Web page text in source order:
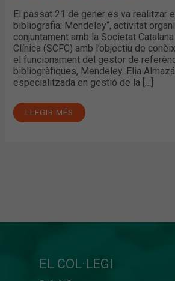
El passat 21 de gener es va realitzar
bibliografia: Mendeley“, activitat
conjuntament amb la Societat
Clínica (SCFC) amb l’objectiu de
el funcionament del gestor de
bibliogràfiques, Mendeley. Elia
especialitzada en gestió de la […]
LLEGIR MÉS
EL COL·LEGI